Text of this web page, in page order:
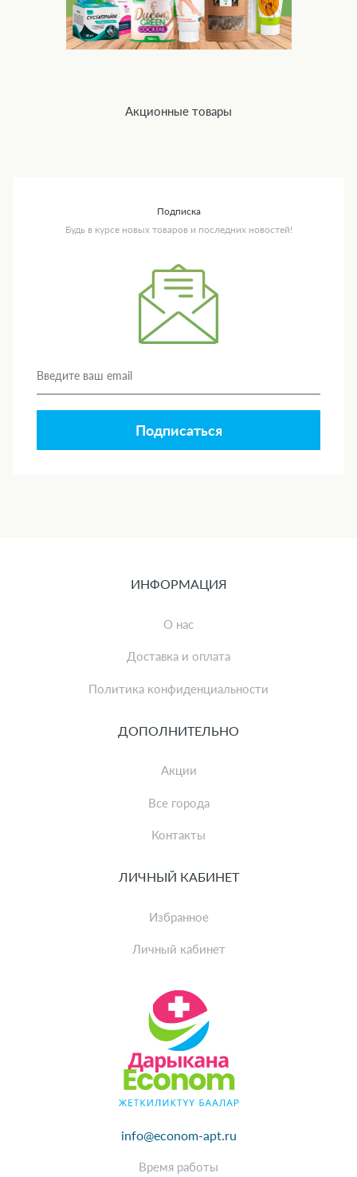
Акционные товары
Подписка
Будь в курсе новых товаров и последних новостей!
Подписаться
info@econom-apt.ru
Время работы
ИНФОРМАЦИЯ
О нас
Доставка и оплата
Политика конфиденциальности
ДОПОЛНИТЕЛЬНО
Акции
Все города
Контакты
ЛИЧНЫЙ КАБИНЕТ
Избранное
Личный кабинет